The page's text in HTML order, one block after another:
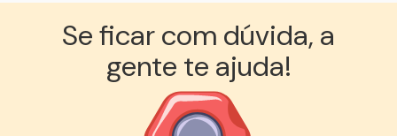
Se ficar com dúvida, a
gente te ajuda!︎